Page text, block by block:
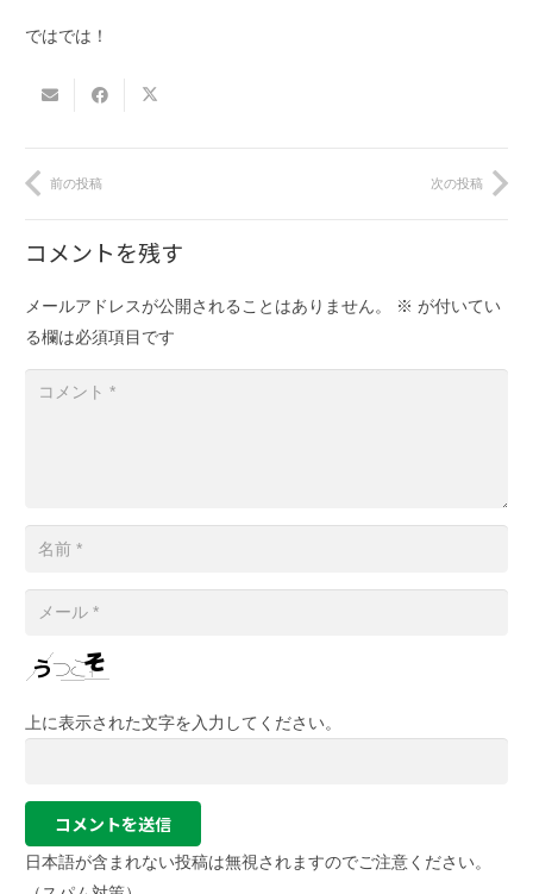
ではでは！
前の投稿 次の投稿
コメントを残す
メールアドレスが公開されることはありません。 ※ が付いてい
る欄は必須項目です
上に表示された文字を入力してください。
コメントを送信
日本語が含まれない投稿は無視されますのでご注意ください。